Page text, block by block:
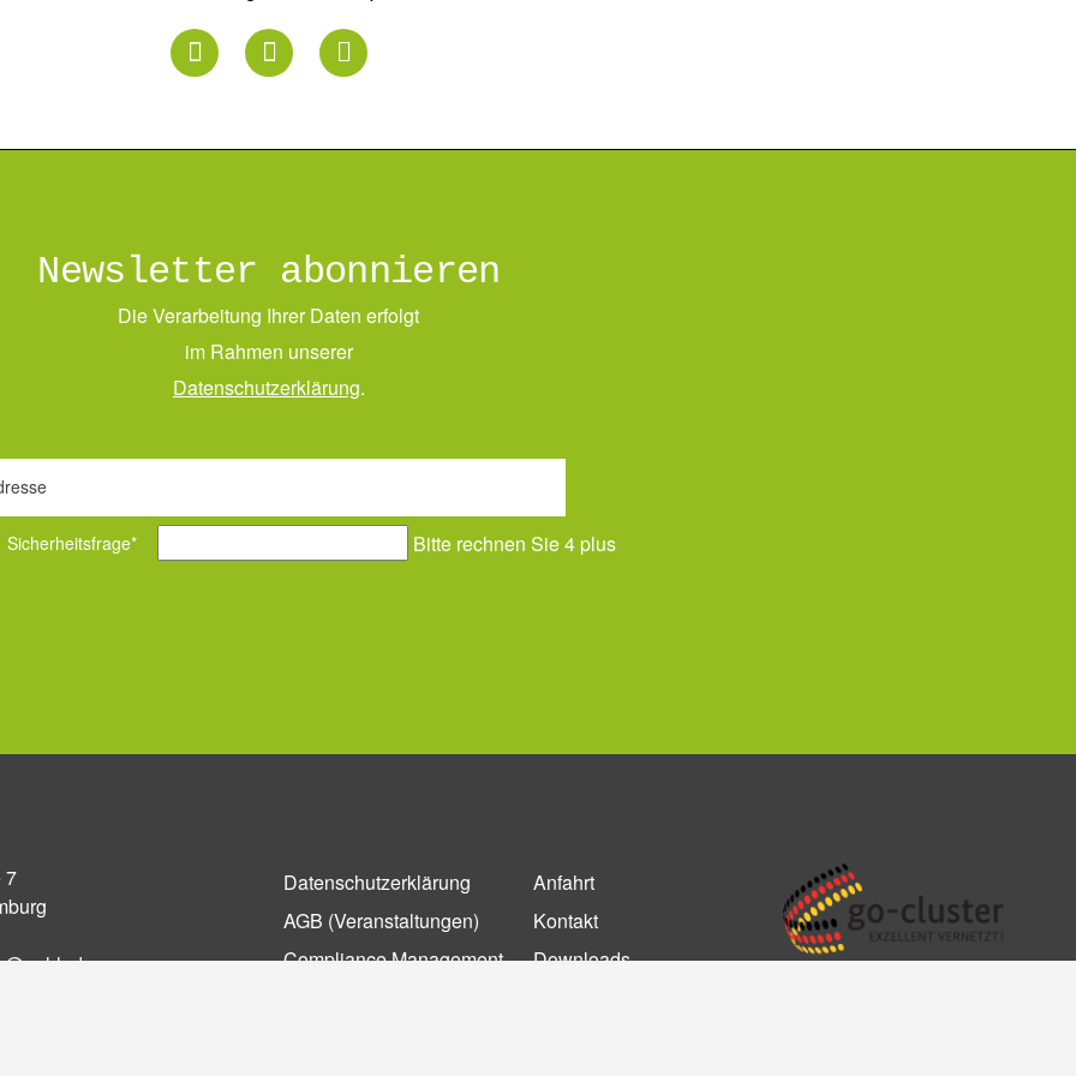
Newsletter abonnieren
Die Verarbeitung Ihrer Daten erfolgt
im Rahmen unserer
Daten­schutz­erklärung.
Sicherheitsfrage*
Bitte rechnen Sie 4 plus
7
Datenschutzerklärung
AGB (Ver­an­stal­tun­gen)
Compliance Management
Anfahrt
Kontakt
Downloads